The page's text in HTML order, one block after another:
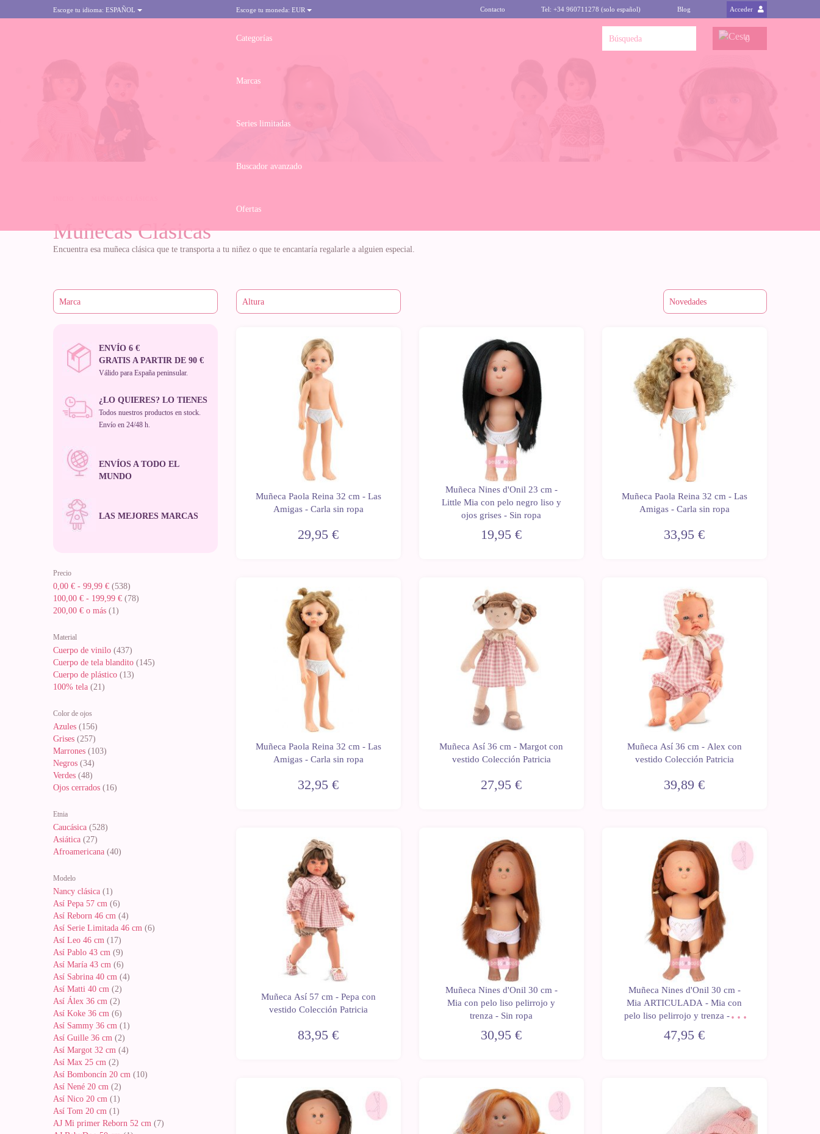
Escoge tu idioma: ESPAÑOL Escoge tu moneda: EUR Contacto Tel: +34 960711278 (solo español) Blog Acceder
Categorías
Marcas
Series limitadas
Buscador avanzado
Ofertas
0
Muñecas Clásicas
Encuentra esa muñeca clásica que te transporta a tu niñez o que te encantaría regalarle a alguien especial.
ENVÍO 6 €
GRATIS A PARTIR DE 90 €
Válido para España peninsular.
¿LO QUIERES? LO TIENES
Todos nuestros productos en stock.
Envío en 24/48 h.
ENVÍOS A TODO EL
MUNDO
LAS MEJORES MARCAS
Precio
0,00 € - 99,99 € (538)
100,00 € - 199,99 € (78)
200,00 € o más (1)
Material
Cuerpo de vinilo (437)
Cuerpo de tela blandito (145)
Cuerpo de plástico (13)
100% tela (21)
Color de ojos
Azules (156)
Grises (257)
Marrones (103)
Negros (34)
Verdes (48)
Ojos cerrados (16)
Etnia
Caucásica (528)
Asiática (27)
Afroamericana (40)
Modelo
Nancy clásica (1)
Así Pepa 57 cm (6)
Así Reborn 46 cm (4)
Así Serie Limitada 46 cm (6)
Así Leo 46 cm (17)
Así Pablo 43 cm (9)
Así María 43 cm (6)
Así Sabrina 40 cm (4)
Así Matti 40 cm (2)
Así Álex 36 cm (2)
Así Koke 36 cm (6)
Así Sammy 36 cm (1)
Así Guille 36 cm (2)
Así Margot 32 cm (4)
Así Max 25 cm (2)
Así Bomboncín 20 cm (10)
Así Nené 20 cm (2)
Así Nico 20 cm (1)
Así Tom 20 cm (1)
AJ Mi primer Reborn 52 cm (7)
Muñeca Paola Reina 32 cm - Las
Amigas - Carla sin ropa
29,95 €
Muñeca Nines d'Onil 23 cm -
Little Mia con pelo negro liso y
ojos grises - Sin ropa
19,95 €
Muñeca Paola Reina 32 cm - Las
Amigas - Carla sin ropa
33,95 €
Muñeca Paola Reina 32 cm - Las
Amigas - Carla sin ropa
32,95 €
Muñeca Así 36 cm - Margot con
vestido Colección Patricia
27,95 €
Muñeca Así 36 cm - Alex con
vestido Colección Patricia
39,89 €
Muñeca Así 57 cm - Pepa con
vestido Colección Patricia
83,95 €
Muñeca Nines d'Onil 30 cm -
Mia con pelo liso pelirrojo y
trenza - Sin ropa
30,95 €
Muñeca Nines d'Onil 30 cm -
Mia ARTICULADA - Mia con
pelo liso pelirrojo y trenza - Sin
ropa
47,95 €